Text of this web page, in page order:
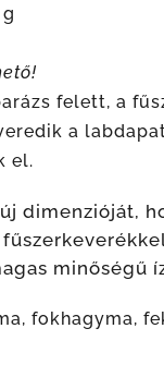
felett, a
a
el.
dimenzióját,
minőségű
fokhagyma,